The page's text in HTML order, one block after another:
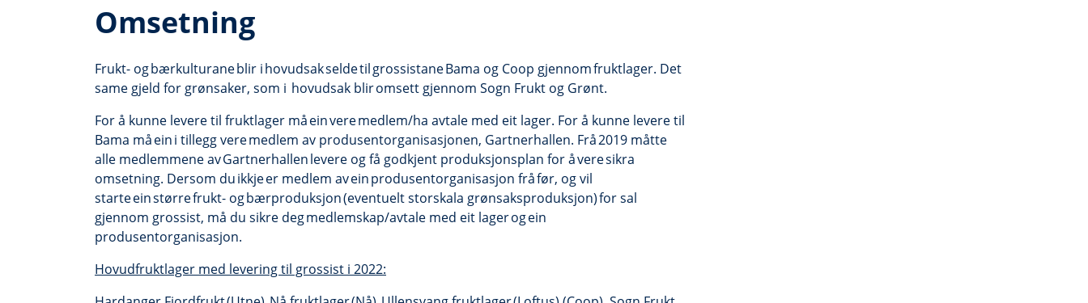
Omsetning
Frukt- og bærkulturane blir i hovudsak selde til grossistane Bama og Coop gjennom fruktlager. Det
same gjeld for grønsaker, som i hovudsak blir omsett gjennom Sogn Frukt og Grønt.
For å kunne levere til fruktlager må ein vere medlem/ha avtale med eit lager. For å kunne levere til
Bama må ein i tillegg vere medlem av produsentorganisasjonen, Gartnerhallen. Frå 2019 måtte
alle medlemmene av Gartnerhallen levere og få godkjent produksjonsplan for å vere sikra
omsetning. Dersom du ikkje er medlem av ein produsentorganisasjon frå før, og vil
starte ein større frukt- og bærproduksjon (eventuelt storskala grønsaksproduksjon) for sal
gjennom grossist, må du sikre deg medlemskap/avtale med eit lager og ein
produsentorganisasjon.
Hovudfruktlager med levering til grossist i 2022: